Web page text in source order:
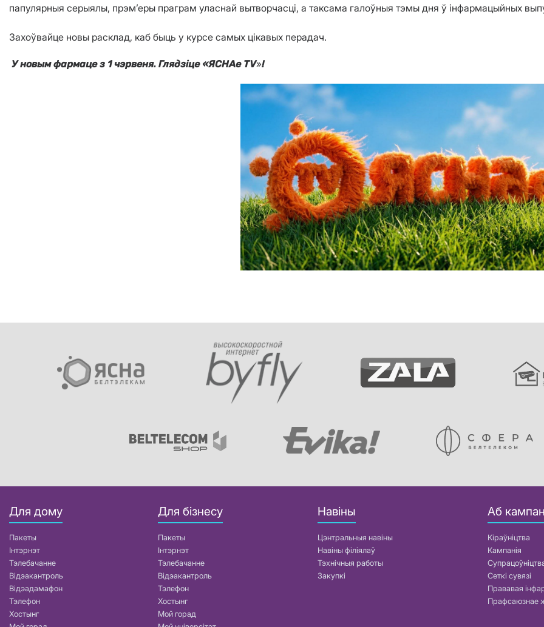
папулярныя серыялы, прэм’еры праграм уласнай вытворчасці, а таксама галоўныя тэмы дня ў інфармацыйных
Захоўвайце новы расклад, каб быць у курсе самых цікавых перадач.
У новым фармаце з 1 чэрвеня. Глядзіце «ЯСНАе ТV»!
Для дому
Пакеты
Інтэрнэт
Тэлебачанне
Відэакантроль
Відэадамафон
Тэлефон
Хостынг
Для бізнесу
Пакеты
Інтэрнэт
Тэлебачанне
Відэакантроль
Тэлефон
Хостынг
Мой горад
Навіны
Цэнтральныя навіны
Навіны філіялаў
Тэхнічныя работы
Закупкі
Аб
Кіраўніцтва
Кампанія
Сеткі сувязі
Прававая
Прафсаюзнае